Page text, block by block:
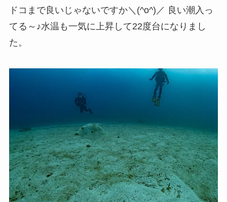
ドコまで良いじゃないですか＼(^o^)／ 良い潮入っ
てる～♪水温も一気に上昇して22度台になりまし
た。